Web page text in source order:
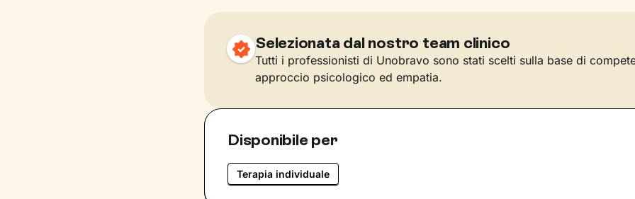
Selezionata dal nostro team clinico
Tutti i professionisti di Unobravo sono stati scelti sulla base di
approccio psicologico ed empatia.
Disponibile per
Terapia individuale